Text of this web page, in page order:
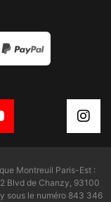
Montreuil Paris-Est :
Blvd de Chanzy, 93100
sous le numéro 843 346